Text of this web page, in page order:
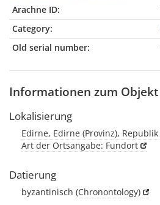
Arachne ID:
Category:
Old serial number:
Informationen zum Objekt
Lokalisierung
Edirne, Edirne (Provinz),
Art der Ortsangabe: Fundort
Datierung
byzantinisch (Chronontology)